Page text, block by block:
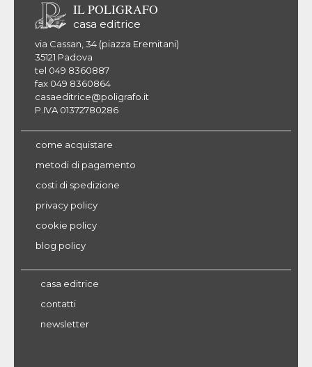
IL POLIGRAFO
casa editrice
via Cassan, 34 (piazza Eremitani)
35121 Padova
tel 049 8360887
fax 049 8360864
casaeditrice@poligrafo.it
P.IVA 01372780286
come acquistare
metodi di pagamento
costi di spedizione
privacy policy
cookie policy
blog policy
casa editrice
contatti
newsletter